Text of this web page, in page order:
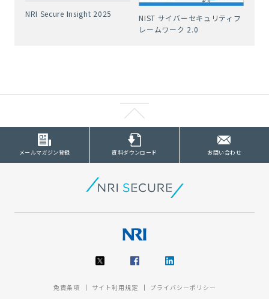
NRI Secure Insight 2025
NIST サイバーセキュリティフ
レームワーク 2.0
メールマガジン登録 資料ダウンロード お問い合わせ
免責条項 サイト利用規定
プライバシーポリシー